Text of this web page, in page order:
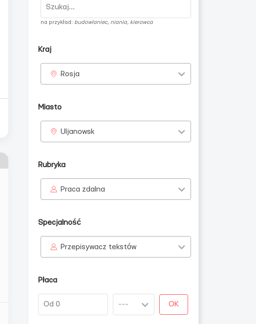
na przykład: budowlaniec, niania, kierowca
Kraj
Rosja
Miasto
Uljanowsk
Rubryka
Praca zdalna
Specjalność
Przepisywacz tekstów
Płaca
OK